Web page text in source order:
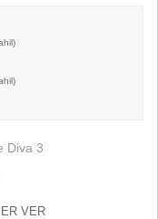
Diva 3
VER